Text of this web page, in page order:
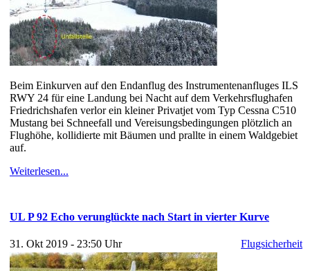
Beim Einkurven auf den Endanflug des Instrumentenanfluges ILS
RWY 24 für eine Landung bei Nacht auf dem Verkehrsflughafen
Friedrichshafen verlor ein kleiner Privatjet vom Typ Cessna C510
Mustang bei Schneefall und Vereisungsbedingungen plötzlich an
Flughöhe, kollidierte mit Bäumen und prallte in einem Waldgebiet
auf.
Weiterlesen...
UL P 92 Echo verunglückte nach Start in vierter Kurve
31. Okt 2019 - 23:50 Uhr Flugsicherheit